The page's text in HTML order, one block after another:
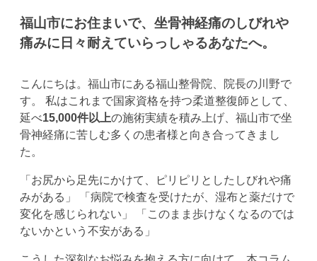
福山市にお住まいで、坐骨神経痛のしびれや
痛みに日々耐えていらっしゃるあなたへ。
こんにちは。福山市にある福山整骨院、院長の川野で
す。 私はこれまで国家資格を持つ柔道整復師として、
延べ15,000件以上の施術実績を積み上げ、福山市で坐
骨神経痛に苦しむ多くの患者様と向き合ってきまし
た。
「お尻から足先にかけて、ピリピリとしたしびれや痛
みがある」 「病院で検査を受けたが、湿布と薬だけで
変化を感じられない」 「このまま歩けなくなるのでは
ないかという不安がある」